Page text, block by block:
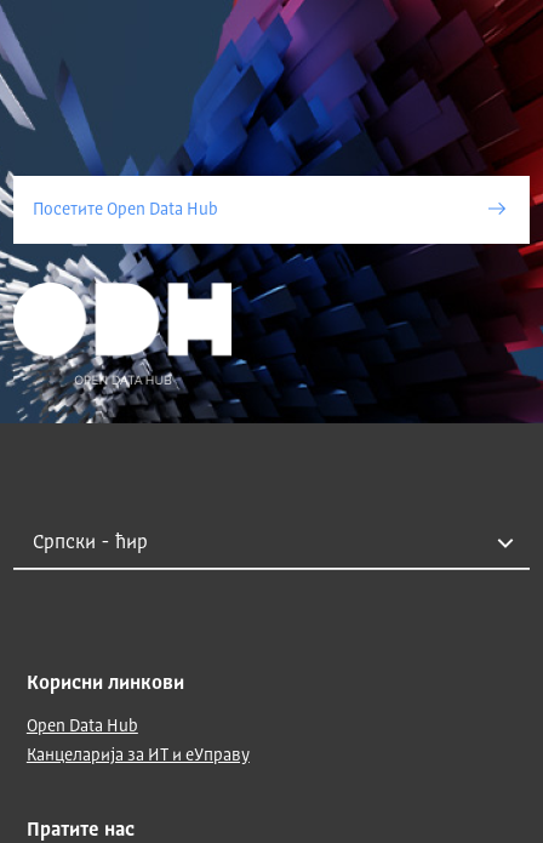
Посетите Open Data Hub
Корисни линкови
Open Data Hub
Канцеларија за ИТ и еУправу
Пратите нас